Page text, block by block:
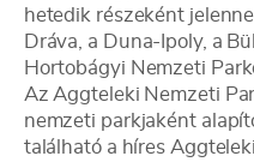
hetedik részeként
Dráva, a Duna-Ipoly, a
Hortobágyi Nemzeti
Az Aggteleki Nemzeti
nemzeti parkjaként
található a híres